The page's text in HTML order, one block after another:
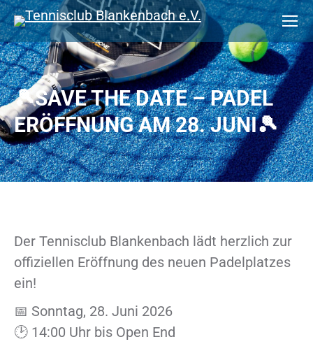
🎾SAVE THE DATE – PADEL
ERÖFFNUNG AM 28. JUNI🎾
Der Tennisclub Blankenbach lädt herzlich zur
offiziellen Eröffnung des neuen Padelplatzes
ein!
📅 Sonntag, 28. Juni 2026
🕑 14:00 Uhr bis Open End